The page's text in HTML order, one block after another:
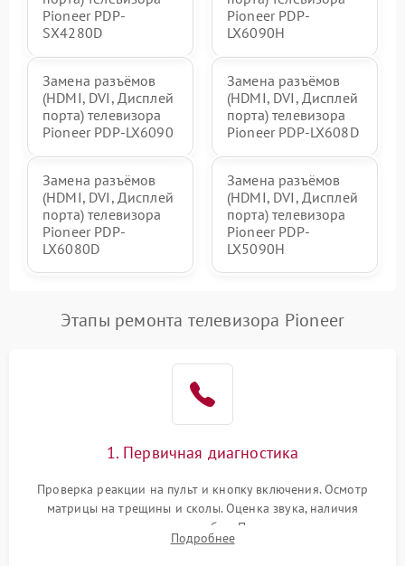
Pioneer PDP-
SX4280D
Pioneer PDP-
LX6090H
Замена разъёмов
(HDMI, DVI, Дисплей
порта) телевизора
Pioneer PDP-LX6090
Замена разъёмов
(HDMI, DVI, Дисплей
порта) телевизора
Pioneer PDP-LX608D
Замена разъёмов
(HDMI, DVI, Дисплей
порта) телевизора
Pioneer PDP-
LX6080D
Замена разъёмов
(HDMI, DVI, Дисплей
порта) телевизора
Pioneer PDP-
LX5090H
Этапы ремонта телевизора Pioneer
1. Первичная диагностика
Проверка реакции на пульт и кнопку включения. Осмотр
матрицы на трещины и сколы. Оценка звука, наличия
подсветки и индикаторов ошибок. Подключение тестовых
источников сигнала для выявления симптомов поломки.
Подробнее